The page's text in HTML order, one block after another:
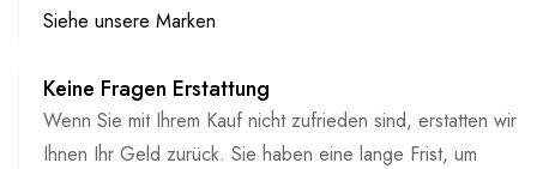
Siehe unsere Marken
Keine Fragen Erstattung
Wenn Sie mit Ihrem Kauf nicht zufrieden sind, erstatten wir
Ihnen Ihr Geld zurück. Sie haben eine lange Frist, um